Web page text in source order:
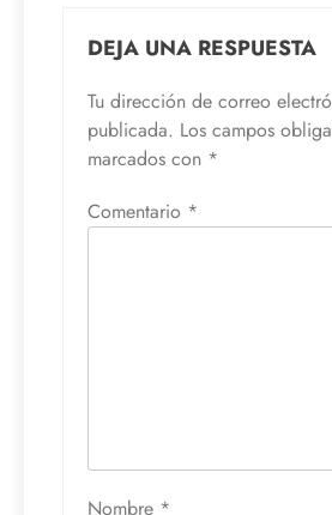
DEJA UNA RESPUESTA
Tu dirección de correo
publicada. Los campos
marcados con *
Comentario *
Nombre *